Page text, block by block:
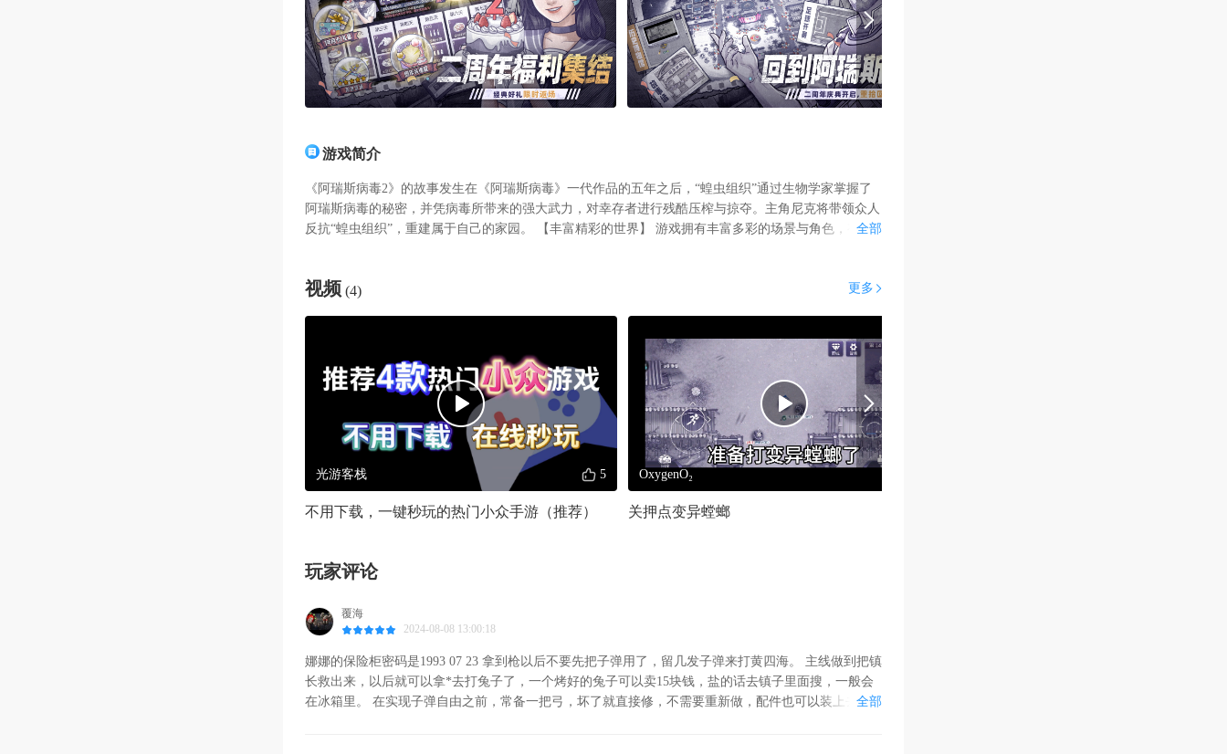
游戏简介
《阿瑞斯病毒2》的故事发生在《阿瑞斯病毒》一代作品的五年之后，“蝗虫组织”通过生物学家掌握了
阿瑞斯病毒的秘密，并凭病毒所带来的强大武力，对幸存者进行残酷压榨与掠夺。主角尼克将带领众人
反抗“蝗虫组织”，重建属于自己的家园。 【丰富精彩的世界】 游戏拥有丰富多彩的场景与角色，有繁
各异的战土和你井肩战斗，相信你一会喜欢这个精彩的世界。 【烧脑闻味的解谜】 在某些场景中存在
瑞斯病毒2不仅有数量繁多的武器供你选择，还有改造系统，你可以获取各种有趣的配件改造你的武
器，使你在战斗中所向披靡。 【挑战各种强大的BOSS】 本作存在大量的精英怪物和挑战BOSS，这些
BOSS各具特色，你需要通过一次又一次的战斗磨炼你的技艺，发掘这些怪物的弱点，才有可能击败他
们。当然，如果你有技术超神的小伙伴带你躺赢也行。
全部
视频 (4) 更多
光游客栈 5
不用下载，一键秒玩的热门小众手游（推荐）
OxygenO₂
关押点变异螳螂
玩家评论
覆海
2024-08-08 13:00:18
娜娜的保险柜密码是1993 07 23 拿到枪以后不要先把子弹用了，留几发子弹来打黄四海。 主线做到把镇
长救出来，以后就可以拿*去打兔子了，一个烤好的兔子可以卖15块钱，盐的话去镇子里面搜，一般会
在冰箱里。 在实现子弹自由之前，常备一把弓，坏了就直接修，不需要重新做，配件也可以装上去，全部